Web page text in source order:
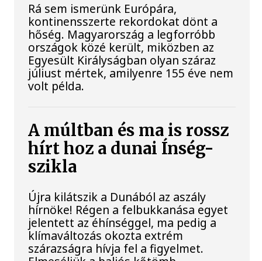
Rá sem ismerünk Európára,
kontinensszerte rekordokat dönt a
hőség. Magyarország a legforróbb
országok közé került, miközben az
Egyesült Királyságban olyan száraz
júliust mértek, amilyenre 155 éve nem
volt példa.
A múltban és ma is rossz
hírt hoz a dunai Ínség-
szikla
Újra kilátszik a Dunából az aszály
hírnöke! Régen a felbukkanása egyet
jelentett az éhínséggel, ma pedig a
klímaváltozás okozta extrém
szárazságra hívja fel a figyelmet.